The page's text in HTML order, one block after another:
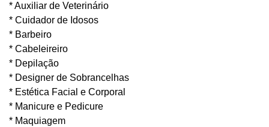
* Auxiliar de Veterinário
* Cuidador de Idosos
* Barbeiro
* Cabeleireiro
* Depilação
* Designer de Sobrancelhas
* Estética Facial e Corporal
* Manicure e Pedicure
* Maquiagem